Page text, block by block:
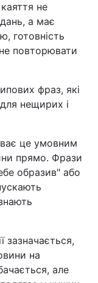
не
а має
готовність
повторювати
фраз, які
нещирих і
це умовним
прямо. Фрази
образив" або
зазначається,
на
але